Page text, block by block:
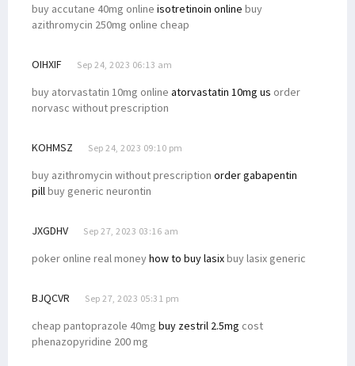
buy accutane 40mg online isotretinoin online buy
azithromycin 250mg online cheap
OIHXIF Sep 24, 2023 06:13 am
buy atorvastatin 10mg online atorvastatin 10mg us order
norvasc without prescription
KOHMSZ Sep 24, 2023 09:10 pm
buy azithromycin without prescription order gabapentin
pillbuy generic neurontin
JXGDHV Sep 27, 2023 03:16 am
poker online real moneyhow to buy lasixbuy lasix generic
BJQCVR Sep 27, 2023 05:31 pm
cheap pantoprazole 40mg buy zestril 2.5mg cost
phenazopyridine 200 mg